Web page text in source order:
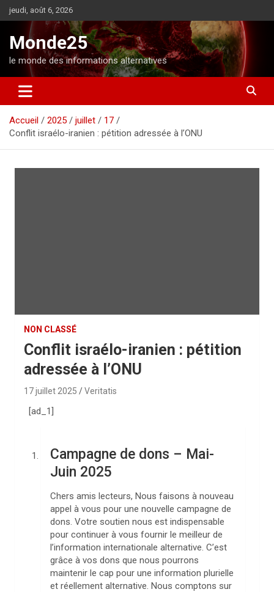
l
o
e
jeudi, août 6, 2026
Monde25
le monde des informations alternatives
Accueil 2025 juillet
17
Conflit israélo-iranien : pétition adressée à l’ONU
NON CLASSÉ
Conflit israélo-iranien : pétition
adressée à l’ONU
17 juillet 2025 Veritatis
[ad_1]
Campagne de dons – Mai-
Juin 2025
Chers amis lecteurs, Nous faisons à nouveau
appel à vous pour une nouvelle campagne de
dons. Votre soutien nous est indispensable
pour continuer à vous fournir le meilleur de
l’information internationale alternative. C’est
grâce à vos dons que nous pourrons
maintenir le cap pour une information plurielle
et réellement alternative. Nous comptons sur